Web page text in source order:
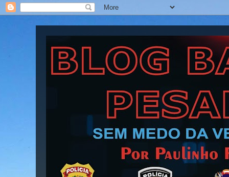
Blog Barra Pesada